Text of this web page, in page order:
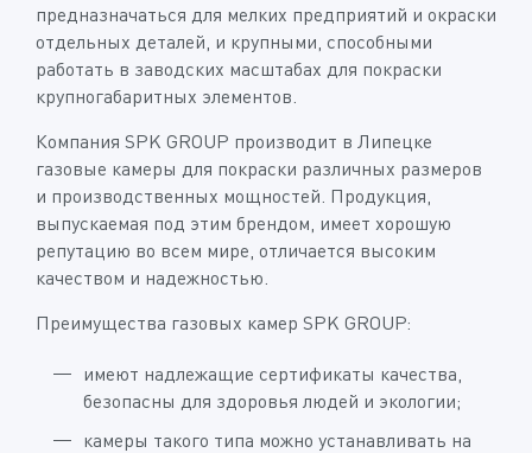
предназначаться для мелких предприятий и окраски
отдельных деталей, и крупными, способными
работать в заводских масштабах для покраски
крупногабаритных элементов.
Компания SPK GROUP производит в Липецке
газовые камеры для покраски различных размеров
и производственных мощностей. Продукция,
выпускаемая под этим брендом, имеет хорошую
репутацию во всем мире, отличается высоким
качеством и надежностью.
Преимущества газовых камер SPK GROUP:
имеют надлежащие сертификаты качества,
безопасны для здоровья людей и экологии;
камеры такого типа можно устанавливать на